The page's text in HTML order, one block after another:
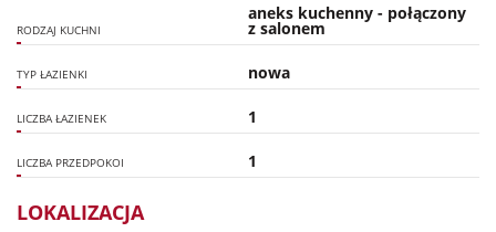
RODZAJ KUCHNI
aneks kuchenny - połączony
z salonem
TYP ŁAZIENKI nowa
LICZBA ŁAZIENEK 1
LICZBA PRZEDPOKOI 1
LOKALIZACJA